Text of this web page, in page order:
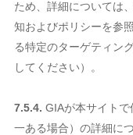
ため、詳細については
知およびポリシーを参
る特定のターゲティン
してください）。
7.5.4. GIAが本サイト
一ある場合）の詳細に